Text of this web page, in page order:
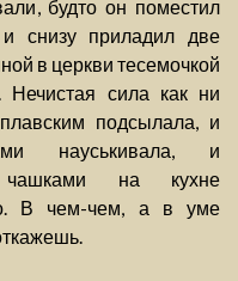
будто он поместил
снизу приладил две
в церкви тесемочкой
сила как ни
подсылала, и
науськивала, и
чашками на кухне
В чем-чем, а в уме